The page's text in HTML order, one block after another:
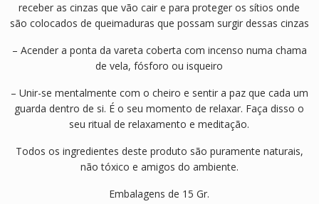
receber as cinzas que vão cair e para proteger os sítios onde
são colocados de queimaduras que possam surgir dessas cinzas
– Acender a ponta da vareta coberta com incenso numa chama
de vela, fósforo ou isqueiro
– Unir-se mentalmente com o cheiro e sentir a paz que cada um
guarda dentro de si. É o seu momento de relaxar. Faça disso o
seu ritual de relaxamento e meditação.
Todos os ingredientes deste produto são puramente naturais,
não tóxico e amigos do ambiente.
Embalagens de 15 Gr.